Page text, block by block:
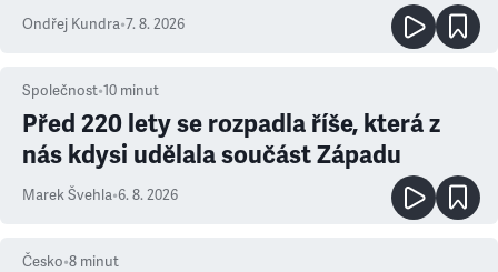
Ondřej Kundra•7. 8. 2026
Společnost•10 minut
Před 220 lety se rozpadla říše, která z
nás kdysi udělala součást Západu
Marek Švehla•6. 8. 2026
Česko•8 minut